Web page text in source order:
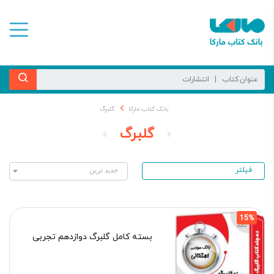
بانک کتاب مارکا گلبرگ
گلبرگ
فیلتر
15%
بسته کامل گلبرگ دوازدهم تجربی